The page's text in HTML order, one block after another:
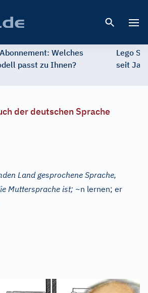
Welches
passt zu Ihnen?
Lego
seit
der deutschen Sprache
Land gesprochene Sprache,
Muttersprache ist; ~n lernen; er